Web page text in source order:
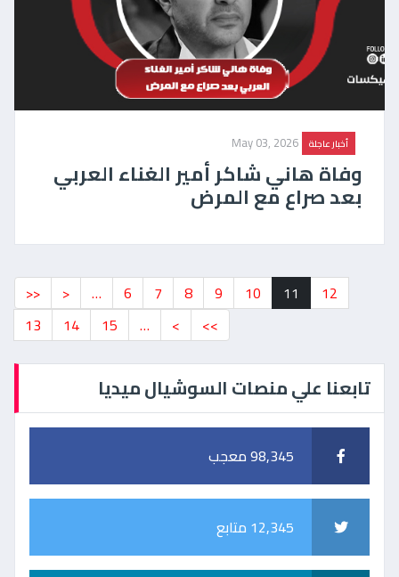
أخبار عاجلة May 03, 2026
وفاة هاني شاكر أمير الغناء العربي
بعد صراع مع المرض
<< < … 6 7 8 9 10 11
12
13
14 15 … > >>
تابعنا علي منصات السوشيال ميديا
98,345 معجب
12,345 متابع